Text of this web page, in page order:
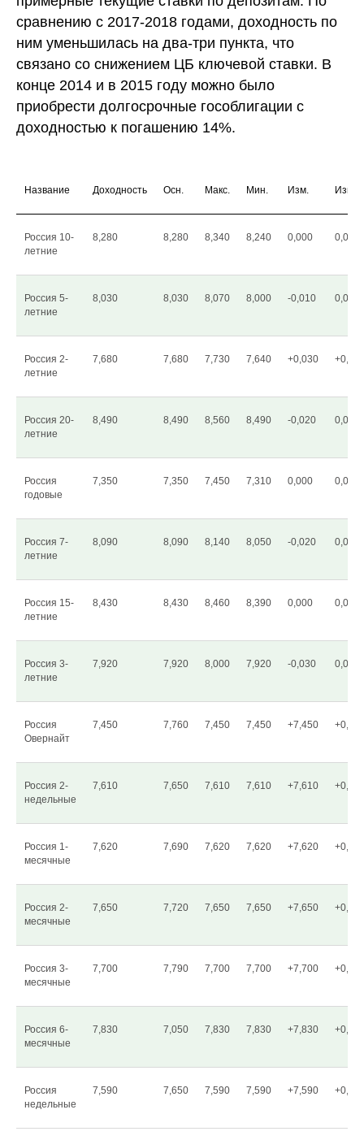
сравнению с 2017-2018 годами, доходность по
ним уменьшилась на два-три пункта, что
связано со снижением ЦБ ключевой ставки. В
конце 2014 и в 2015 году можно было
приобрести долгосрочные гособлигации с
доходностью к погашению 14%.
Название Доходность Осн. Макс. Мин. Изм. Изм.%
Россия 10-
летние
8,280 8,280 8,340 8,240 0,000 0,00%
Россия 5-
летние
8,030 8,030 8,070 8,000 -0,010 0,00%
Россия 2-
летние
7,680 7,680 7,730 7,640 +0,030
Россия 20-
летние
8,490 8,490 8,560 8,490 -0,020 0,00%
Россия
годовые
7,350 7,350 7,450 7,310 0,000 0,00%
Россия 7-
летние
8,090 8,090 8,140 8,050 -0,020 0,00%
Россия 15-
летние
8,430 8,430 8,460 8,390 0,000 0,00%
Россия 3-
летние
7,920 7,920 8,000 7,920 -0,030 0,00%
Россия
Овернайт
7,450 7,760 7,450 7,450 +7,450
Россия 2-
недельные
7,610 7,650 7,610 7,610 +7,610
Россия 1-
месячные
7,620 7,690 7,620 7,620 +7,620
Россия 2-
месячные
7,650 7,720 7,650 7,650 +7,650
Россия 3-
месячные
7,700 7,790 7,700 7,700 +7,700
Россия 6-
месячные
7,830 7,050 7,830 7,830 +7,830
Россия
недельные
7,590 7,650 7,590 7,590 +7,590